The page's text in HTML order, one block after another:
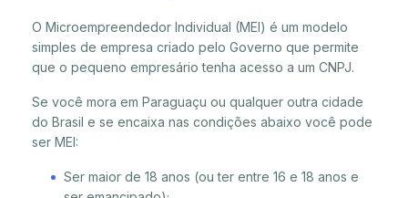
O Microempreendedor Individual (MEI) é um modelo
simples de empresa criado pelo Governo que permite
que o pequeno empresário tenha acesso a um CNPJ.
Se você mora em Paraguaçu ou qualquer outra cidade
do Brasil e se encaixa nas condições abaixo você pode
ser MEI:
Ser maior de 18 anos (ou ter entre 16 e 18 anos e